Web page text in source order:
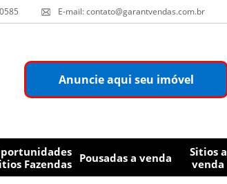
E-mail: contato@garantvendas.com.br
Anuncie aqui seu imóvel
Fazendas
Pousadas a venda
Sitios a
venda